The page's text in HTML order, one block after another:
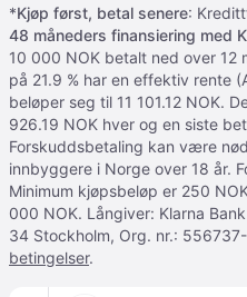
*Kjøp først, betal senere:
48 måneders finansiering med
10 000 NOK betalt ned over 12
på 21.9 % har en effektiv rente
beløper seg til 11 101.12 NOK.
926.19 NOK hver og en siste
Forskuddsbetaling kan være
innbyggere i Norge over 18 år.
Minimum kjøpsbeløp er 250
000 NOK. Långiver: Klarna
34 Stockholm, Org. nr.:
betingelser.